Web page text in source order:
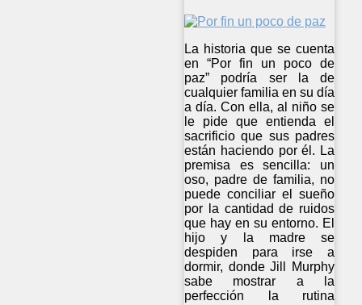
La historia que se cuenta
en “Por fin un poco de
paz” podría ser la de
cualquier familia en su día
a día. Con ella, al niño se
le pide que entienda el
sacrificio que sus padres
están haciendo por él. La
premisa es sencilla: un
oso, padre de familia, no
puede conciliar el sueño
por la cantidad de ruidos
que hay en su entorno. El
hijo y la madre se
despiden para irse a
dormir, donde Jill Murphy
sabe mostrar a la
perfección la rutina